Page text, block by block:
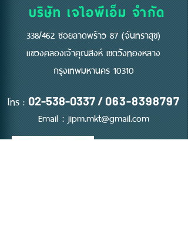
บริษัท เจไอพีเอ็ม จำกัด
338/462 ซอยลาดพร้าว 87 (จันทราสุข)
แขวงคลองเจ้าคุณสิงห์ เขตวังทองหลาง
กรุงเทพมหานคร 10310
โทร : 02-538-0337 / 063-8398797
Email : jipm.mkt@gmail.com